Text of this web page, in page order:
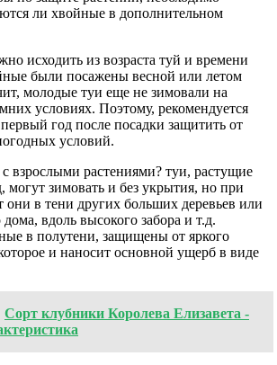
ли хвойные в дополнительном
исходить из возраста туй и времени
были посажены весной или летом
молодые туи еще не зимовали на
условиях. Поэтому, рекомендуется
год после посадки защитить от
условий.
взрослыми растениями? туи, растущие
могут зимовать и без укрытия, но при
они в тени других больших деревьев или
вдоль высокого забора и т.д.
в полутени, защищены от яркого
и наносит основной ущерб в виде
Сорт клубники Королева Елизавета -